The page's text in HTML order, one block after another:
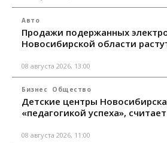
Авто
Продажи подержанных
Новосибирской области
08 августа 2026, 13:00
Бизнес Общество
Детские центры
«педагогикой успеха»,
08 августа 2026, 11:00